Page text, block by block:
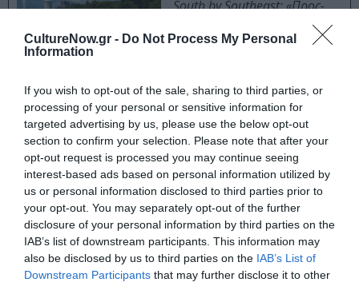
CultureNow.gr - Do Not Process My Personal
Information
If you wish to opt-out of the sale, sharing to third parties, or
processing of your personal or sensitive information for
targeted advertising by us, please use the below opt-out
section to confirm your selection. Please note that after your
opt-out request is processed you may continue seeing
interest-based ads based on personal information utilized by
us or personal information disclosed to third parties prior to
your opt-out. You may separately opt-out of the further
disclosure of your personal information by third parties on the
IAB’s list of downstream participants. This information may
also be disclosed by us to third parties on the IAB’s List of
Downstream Participants that may further disclose it to other
South by Southeast: «Προς-
Ανατολίζοντας τη Συλλογή»
του ΕΜΣΤ
Διαβάστε επίσης:
Όλη η Ελλάδα ένας Πολιτισμός 2025: Το εικαστικό
πρόγραμμα
Ταυτότητα Εκδήλωσης
Ημερομηνία:
Από: 19/07/2025 Εως: 31/08/2025